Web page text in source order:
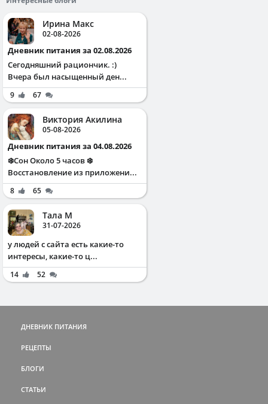
Ирина Макс
02-08-2026
Дневник питания за 02.08.2026
Сегодняшний рациончик. :)
Вчера был насыщенный ден...
9 67
Виктория Акилина
05-08-2026
Дневник питания за 04.08.2026
❄️Сон Около 5 часов ❄️
Восстановление из приложени...
8 65
Тала М
31-07-2026
у людей с сайта есть какие-то
интересы, какие-то ц...
14 52
ДНЕВНИК ПИТАНИЯ
РЕЦЕПТЫ
БЛОГИ
СТАТЬИ